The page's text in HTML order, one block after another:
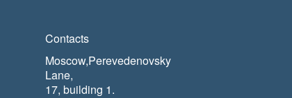
Contacts
Moscow,Perevedenovsky
Lane,
17, building 1.